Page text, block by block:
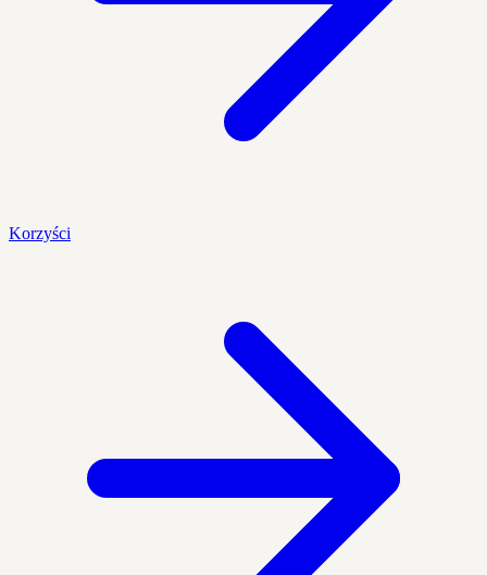
Korzyści